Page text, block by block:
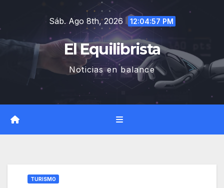
contenido
Sáb. Ago 8th, 2026 12:04:58 PM
El Equilibrista
Noticias en balance
TURISMO